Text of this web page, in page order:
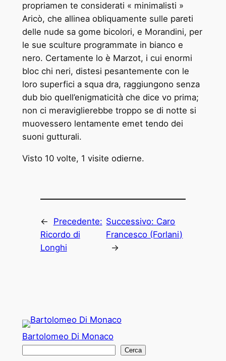
propriamen ­te considerati « minimalisti »
Aricò, che allinea obliquamente sulle pareti
delle nude sa ­gome bicolori, e Morandini, per
le sue sculture programmate in bianco e
nero. Certamente lo è Marzot, i cui enormi
bloc ­chi neri, distesi pesantemente con le
loro superfici a squa ­dra, raggiungono senza
dub ­bio quell’enigmaticità che dice ­vo prima;
non ci meraviglierebbe troppo se di notte si
muovessero lentamente emet ­tendo dei
suoni gutturali.
Visto 10 volte, 1 visite odierne.
←
Precedente:
Ricordo di
Longhi
Successivo: Caro
Francesco (Forlani)
→
Bartolomeo Di Monaco
Cerca